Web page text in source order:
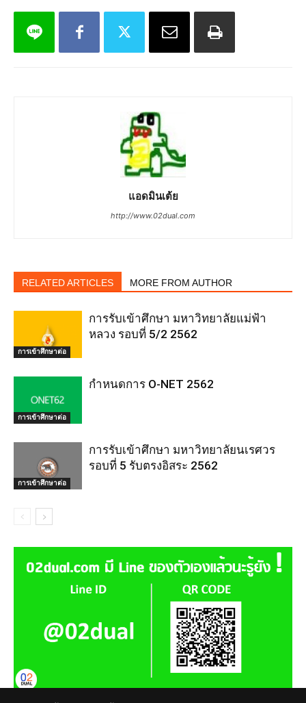
แอดมินเต้ย
http://www.02dual.com
RELATED ARTICLES MORE FROM AUTHOR
การเข้าศึกษาต่อ
การรับเข้าศึกษา มหาวิทยาลัยแม่ฟ้า
หลวง รอบที่ 5/2 2562
การเข้าศึกษาต่อ
กำหนดการ O-NET 2562
การเข้าศึกษาต่อ
การรับเข้าศึกษา มหาวิทยาลัยนเรศวร
รอบที่ 5 รับตรงอิสระ 2562